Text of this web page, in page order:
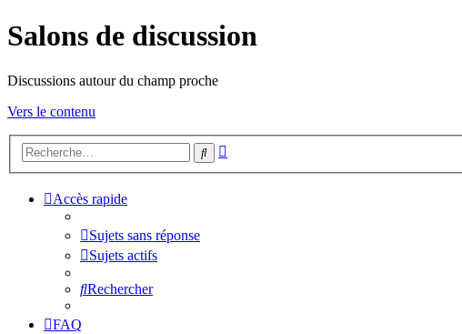
Salons de discussion
Discussions autour du champ proche
Vers le contenu
Rechercher
Accès rapide
Sujets sans réponse
Sujets actifs
Rechercher
FAQ